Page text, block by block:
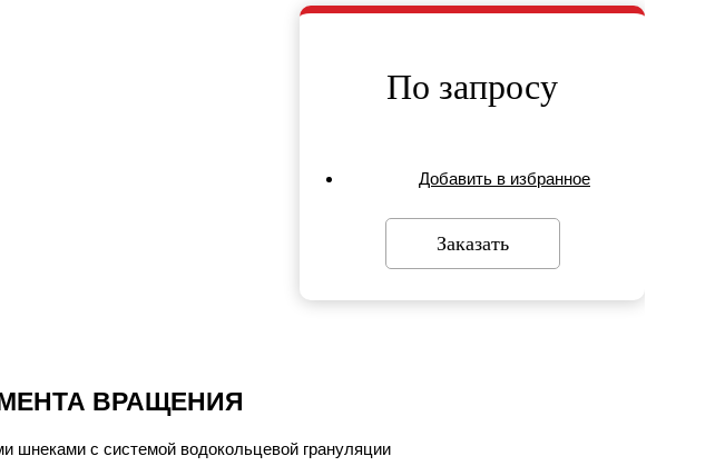
По запросу
Добавить в избранное
Заказать
ВРАЩЕНИЯ